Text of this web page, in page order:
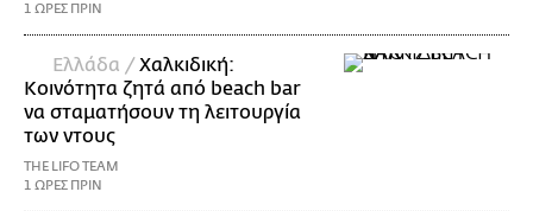
1 ΩΡΕΣ ΠΡΙΝ
Ελλάδα /Χαλκιδική:
Κοινότητα ζητά από beach bar
να σταματήσουν τη λειτουργία
των ντους
THE LIFO TEAM
1 ΩΡΕΣ ΠΡΙΝ